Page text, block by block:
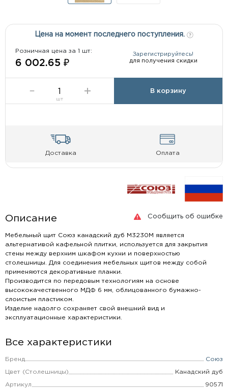
Цена на момент последнего поступления.
Розничная цена за 1 шт:
6 002.65 ₽
Зарегистрируйтесь!
для получения скидки
шт
В корзину
Доставка Оплата
Сообщить об ошибке
Описание
Мебельный щит Союз канадский дуб М3230М является
альтернативой кафельной плитки, используется для закрытия
стены между верхним шкафом кухни и поверхностью
столешницы. Для соединения мебельных щитов между собой
применяются декоративные планки.
Производится по передовым технологиям на основе
высококачественного МДФ 6 мм, облицованного бумажно-
слоистым пластиком.
Изделие надолго сохраняет свой внешний вид и
эксплуатационные характеристики.
Все характеристики
Бренд Союз
Цвет (Столешницы) Канадский дуб
Артикул 90571